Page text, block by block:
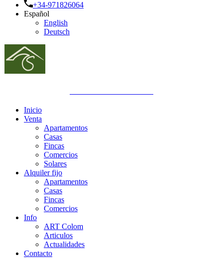
+34-971826064
Español
English
Deutsch
Inicio
Venta
Apartamentos
Casas
Fincas
Comercios
Solares
Alquiler fijo
Apartamentos
Casas
Fincas
Comercios
Info
ART Colom
Articulos
Actualidades
Contacto